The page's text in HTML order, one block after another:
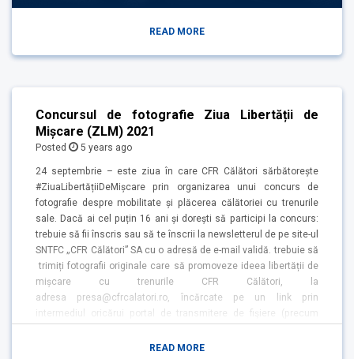
READ MORE
Concursul de fotografie Ziua Libertății de
Mișcare (ZLM) 2021
Posted 5 years ago
24 septembrie – este ziua în care CFR Călători sărbătorește
#ZiuaLibertățiiDeMișcare prin organizarea unui concurs de
fotografie despre mobilitate și plăcerea călătoriei cu trenurile
sale. Dacă ai cel puțin 16 ani și dorești să participi la concurs:
trebuie să fii înscris sau să te înscrii la newsletterul de pe site-ul
SNTFC „CFR Călători” SA cu o adresă de e-mail validă. trebuie să
trimiți fotografii originale care să promoveze ideea libertății de
mișcare cu trenurile CFR Călători, la
adresa presa@cfrcalatori.ro, încărcate pe un link prin
intermediul oricărui portal de transmitere de fişiere (precum
Concursul ZLM se derulează în perioada 24 septembrie, ora
READ MORE